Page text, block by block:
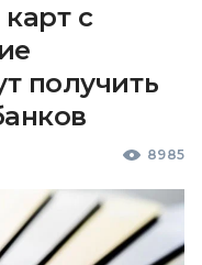
с
получить
8985